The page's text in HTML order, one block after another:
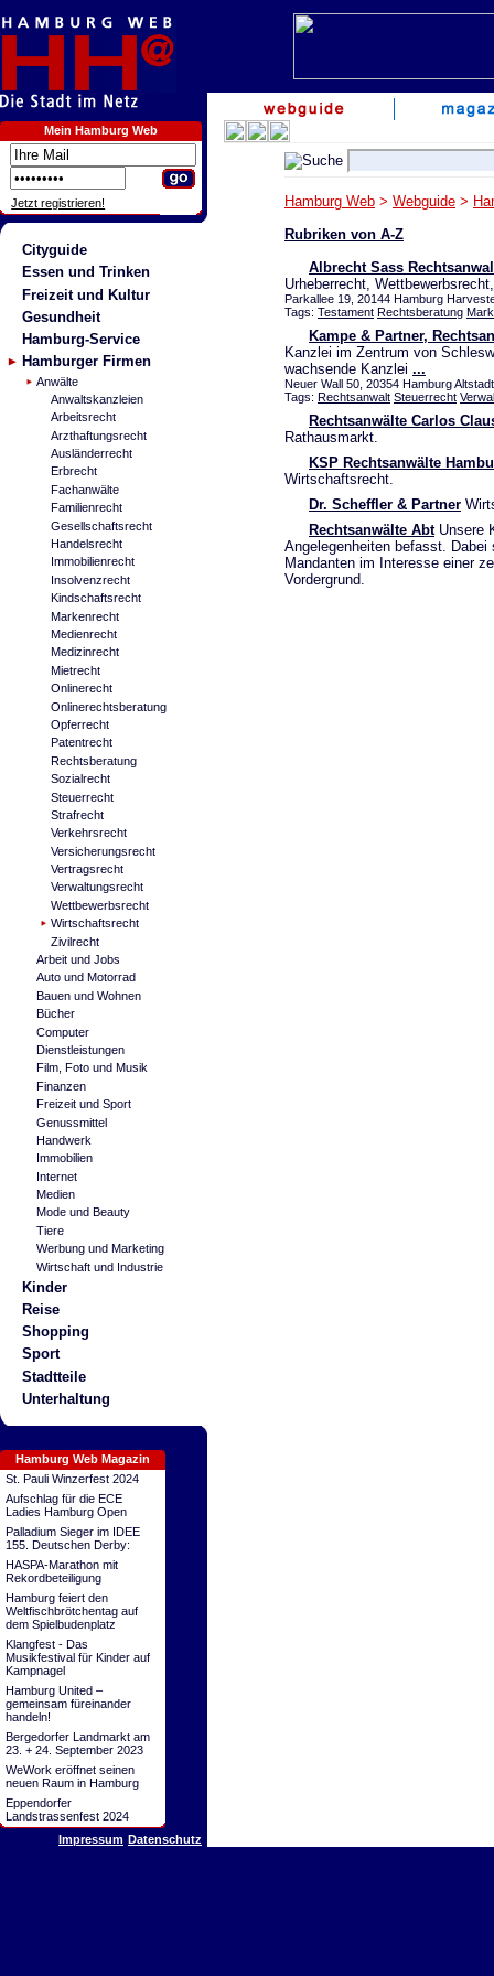
Mein Hamburg Web
Jetzt registrieren!
Cityguide
Essen und Trinken
Freizeit und Kultur
Gesundheit
Hamburg-Service
Hamburger Firmen
Anwälte
Anwaltskanzleien
Arbeitsrecht
Arzthaftungsrecht
Ausländerrecht
Erbrecht
Fachanwälte
Familienrecht
Gesellschaftsrecht
Handelsrecht
Immobilienrecht
Insolvenzrecht
Kindschaftsrecht
Markenrecht
Medienrecht
Medizinrecht
Mietrecht
Onlinerecht
Onlinerechtsberatung
Opferrecht
Patentrecht
Rechtsberatung
Sozialrecht
Steuerrecht
Strafrecht
Verkehrsrecht
Versicherungsrecht
Vertragsrecht
Verwaltungsrecht
Wettbewerbsrecht
Wirtschaftsrecht
Zivilrecht
Arbeit und Jobs
Auto und Motorrad
Bauen und Wohnen
Bücher
Computer
Dienstleistungen
Film, Foto und Musik
Finanzen
Freizeit und Sport
Genussmittel
Handwerk
Immobilien
Internet
Medien
Mode und Beauty
Tiere
Werbung und Marketing
Wirtschaft und Industrie
Kinder
Reise
Shopping
Sport
Stadtteile
Unterhaltung
Hamburg Web Magazin
St. Pauli Winzerfest 2024
Aufschlag für die ECE
Ladies Hamburg Open
Palladium Sieger im IDEE
155. Deutschen Derby:
HASPA-Marathon mit
Rekordbeteiligung
Hamburg feiert den
Weltfischbrötchentag auf
dem Spielbudenplatz
Klangfest - Das
Musikfestival für Kinder auf
Kampnagel
Hamburg United –
gemeinsam füreinander
handeln!
Bergedorfer Landmarkt am
23. + 24. September 2023
WeWork eröffnet seinen
neuen Raum in Hamburg
Eppendorfer
Landstrassenfest 2024
Impressum Datenschutz
Hamburg Web > Webguide >
Rubriken von A-Z
Albrecht Sass
Urheberrecht,
Parkallee 19, 20144 Hamburg
Tags: Testament Rechtsberatung
Kampe & Partner,
Kanzlei im Zentrum von
wachsende Kanzlei ...
Neuer Wall 50, 20354 Hamburg
Tags: Rechtsanwalt Steuerrecht
Rechtsanwälte Carlos
Rathausmarkt.
KSP Rechtsanwälte
Wirtschaftsrecht.
Dr. Scheffler & Partner
Rechtsanwälte AbtUnsere
Angelegenheiten befasst.
Mandanten im Interesse einer
Vordergrund.